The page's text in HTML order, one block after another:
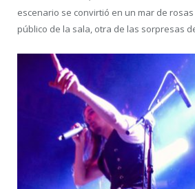
escenario se convirtió en un mar de
público de la sala, otra de las sorpresas